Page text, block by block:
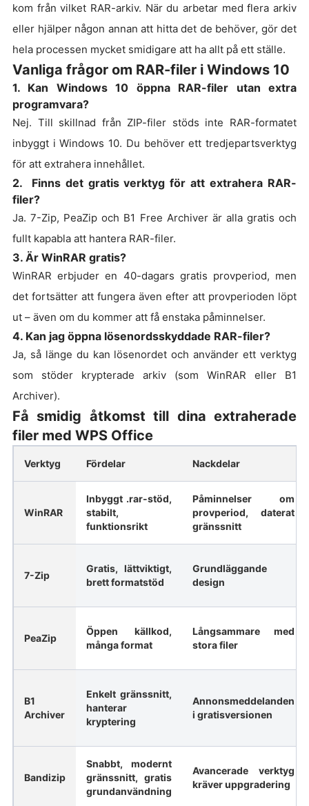
kom från vilket RAR-arkiv. När du arbetar med flera arkiv
eller hjälper någon annan att hitta det de behöver, gör det
hela processen mycket smidigare att ha allt på ett ställe.
Vanliga frågor om RAR-filer i Windows 10
1. Kan Windows 10 öppna RAR-filer utan extra
programvara?
Nej. Till skillnad från ZIP-filer stöds inte RAR-formatet
inbyggt i Windows 10. Du behöver ett tredjepartsverktyg
för att extrahera innehållet.
2. Finns det gratis verktyg för att extrahera RAR-
filer?
Ja. 7-Zip, PeaZip och B1 Free Archiver är alla gratis och
fullt kapabla att hantera RAR-filer.
3. Är WinRAR gratis?
WinRAR erbjuder en 40-dagars gratis provperiod, men
det fortsätter att fungera även efter att provperioden löpt
ut – även om du kommer att få enstaka påminnelser.
4. Kan jag öppna lösenordsskyddade RAR-filer?
Ja, så länge du kan lösenordet och använder ett verktyg
som stöder krypterade arkiv (som WinRAR eller B1
Archiver).
Få smidig åtkomst till dina extraherade
filer med WPS Office
Verktyg Fördelar Nackdelar
WinRAR
Inbyggt .rar-stöd,
stabilt,
funktionsrikt
Påminnelser om
provperiod, daterat
gränssnitt
7-Zip
Gratis, lättviktigt,
brett formatstöd
Grundläggande
design
PeaZip
Öppen källkod,
många format
Långsammare med
stora filer
B1
Archiver
Enkelt gränssnitt,
hanterar
kryptering
Annonsmeddelanden
i gratisversionen
Bandizip
Snabbt, modernt
gränssnitt, gratis
grundanvändning
Avancerade verktyg
kräver uppgradering